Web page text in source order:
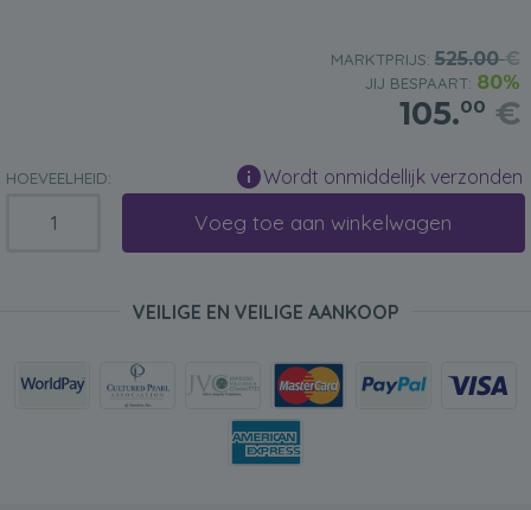
MARKTPRIJS: 525.00€
JIJ BESPAART: 80%
105.00 €
HOEVEELHEID: Wordt onmiddellijk verzonden
Voeg toe aan winkelwagen
VEILIGE EN VEILIGE AANKOOP